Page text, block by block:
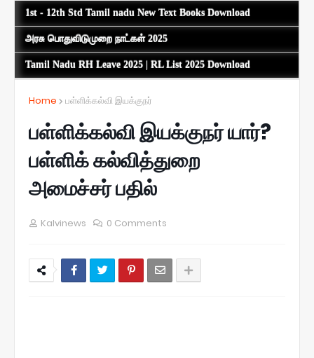
1st - 12th Std Tamil nadu New Text Books Download
அரசு பொதுவிடுமுறை நாட்கள் 2025
Tamil Nadu RH Leave 2025 | RL List 2025 Download
Home பள்ளிக்கல்வி இயக்குநர்
பள்ளிக்கல்வி இயக்குநர் யார்?
பள்ளிக் கல்வித்துறை
அமைச்சர் பதில்
Kalvinews 0 Comments